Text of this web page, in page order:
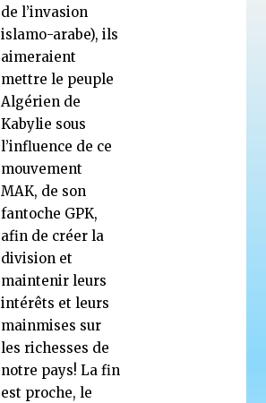
de l’invasion
islamo-arabe), ils
aimeraient
mettre le peuple
Algérien de
Kabylie sous
l’influence de ce
mouvement
MAK, de son
fantoche GPK,
afin de créer la
division et
maintenir leurs
intérêts et leurs
mainmises sur
les richesses de
notre pays! La fin
est proche, le